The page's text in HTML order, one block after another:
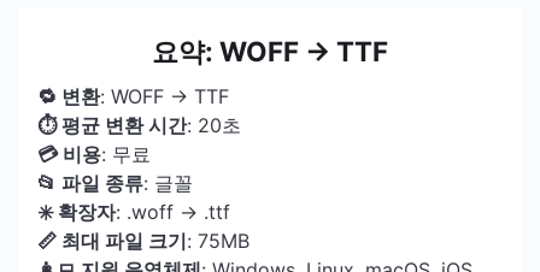
요약: WOFF → TTF
🔁 변환: WOFF → TTF
⏱ 평균 변환 시간: 20초
💳 비용: 무료
📂 파일 종류: 글꼴
✳️ 확장자: .woff → .ttf
📏 최대 파일 크기: 75MB